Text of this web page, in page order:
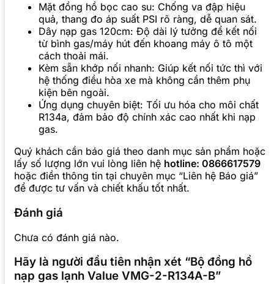
Mặt đồng hồ bọc cao su: Chống va đập hiệu
quả, thang đo áp suất PSI rõ ràng, dễ quan sát.
Dây nạp gas 120cm: Độ dài lý tưởng để kết nối
từ bình gas/máy hút đến khoang máy ô tô một
cách thoải mái.
Kèm sẵn khớp nối nhanh: Giúp kết nối tức thì với
hệ thống điều hòa xe mà không cần thêm phụ
kiện bên ngoài.
Ứng dụng chuyên biệt: Tối ưu hóa cho môi chất
R134a, đảm bảo độ chính xác cao nhất khi nạp
gas.
Quý khách cần báo giá theo danh mục sản phẩm hoặc
lấy số lượng lớn vui lòng liên hệ hotline: 0866617579
hoặc điền thông tin tại chuyên mục “Liên hệ Báo giá”
để được tư vấn và chiết khấu tốt nhất.
Đánh giá
Chưa có đánh giá nào.
Hãy là người đầu tiên nhận xét “Bộ đồng hồ
nạp gas lạnh Value VMG-2-R134A-B”